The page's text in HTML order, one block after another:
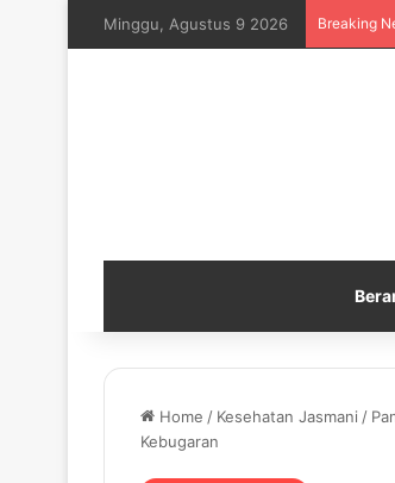
Minggu, Agustus 9 2026 Breaking
Home / Kesehatan Jasmani /
Kebugaran